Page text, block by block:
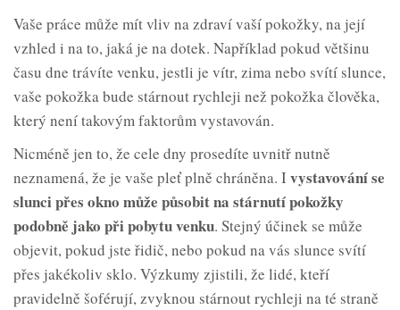
Vaše práce může mít vliv na zdraví vaší pokožky, na její
vzhled i na to, jaká je na dotek. Například pokud většinu
času dne trávíte venku, jestli je vítr, zima nebo svítí slunce,
vaše pokožka bude stárnout rychleji než pokožka člověka,
který není takovým faktorům vystavován.
Nicméně jen to, že cele dny prosedíte uvnitř nutně
neznamená, že je vaše pleť plně chráněna. I vystavování se
slunci přes okno může působit na stárnutí pokožky
podobně jako při pobytuvenku. Stejný účinek se může
objevit, pokud jste řidič, nebo pokud na vás slunce svítí
přes jakékoliv sklo. Výzkumy zjistili, že lidé, kteří
pravidelně šoférují, zvyknou stárnout rychleji na té straně